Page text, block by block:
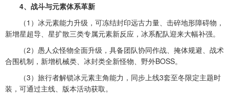
4、战斗与元素体系革新
（1）冰元素能力升级，可冻结封印远古力量、击碎地形障碍物，
新增星超导、星扩散三类专属元素新反应，冰系配队迎来大幅补强。
（2）愚人众怪物全面升级，具备团队协同作战、掩体规避、战术
合围机制，新增机械类、冰封类全新怪物、野外BOSS。
（3）旅行者解锁冰元素主角能力，同步上线3套至冬限定主题时
装，可通过主线、版本活动获取。